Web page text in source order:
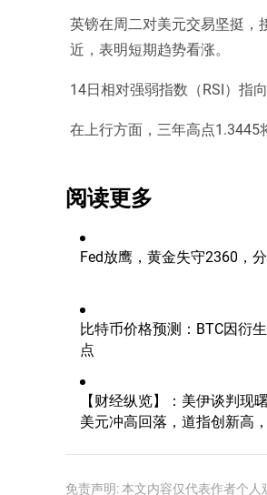
英镑在周二对美元交易坚挺，
近，表明短期趋势看涨。
14日相对强弱指数（RSI）指
在上行方面，三年高点1.3445
阅读更多
Fed放鹰，黄金失守2360，
比特币价格预测：BTC因衍
点
【财经纵览】：美伊谈判现
美元冲高回落，道指创新高
免责声明: 本文内容仅代表作者个